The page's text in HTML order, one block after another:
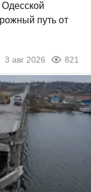
путь от
3 авг 2026 821